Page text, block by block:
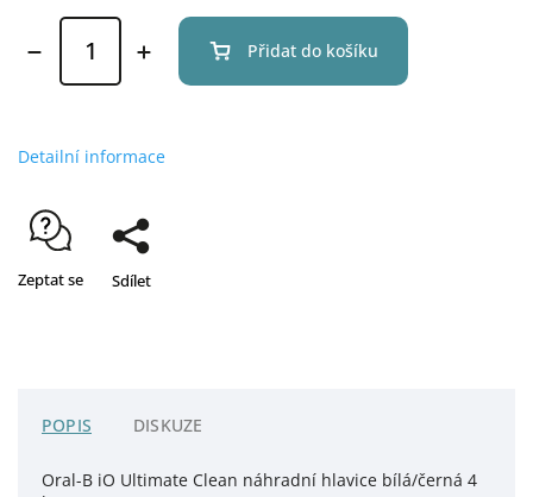
Přidat do košíku
Detailní informace
Zeptat se Sdílet
POPIS DISKUZE
Oral-B iO Ultimate Clean náhradní hlavice bílá/černá 4